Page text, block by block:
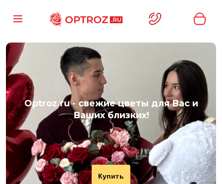
Optroz.ru- свежие цветы для Вас и
Ваших близких!
Купить